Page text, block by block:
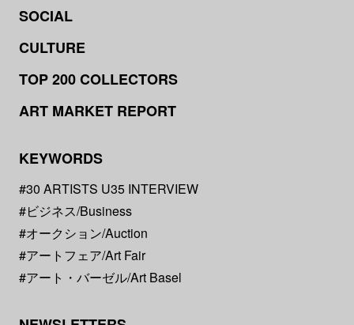
SOCIAL
CULTURE
TOP 200 COLLECTORS
ART MARKET REPORT
KEYWORDS
#30 ARTISTS U35 INTERVIEW
#ビジネス/Business
#オークション/Auction
#アートフェア/Art Fair
#アート・バーゼル/Art Basel